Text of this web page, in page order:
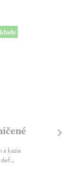
kazia